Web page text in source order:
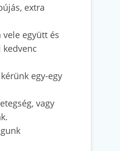
extra
együtt és
kedvenc
egy-egy
vagy